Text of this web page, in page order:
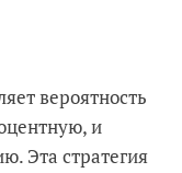
вероятность
и
Эта стратегия